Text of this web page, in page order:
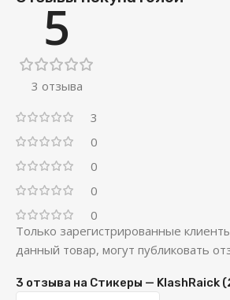
5
3 отзыва
3
0
0
0
0
3 отзыва на Стикеры — KlashRaick
Только зарегистрированные
данный товар, могут публиковать